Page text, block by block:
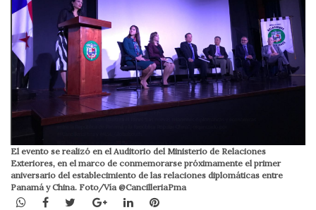
El evento se realizó en el Auditorio del Ministerio de Relaciones
Exteriores, en el marco de conmemorarse próximamente el primer
aniversario del establecimiento de las relaciones diplomáticas entre
Panamá y China. Foto/Vía @CancilleriaPma
WhatsApp
Facebook
TwitterGoogle+LinkedInPinterest